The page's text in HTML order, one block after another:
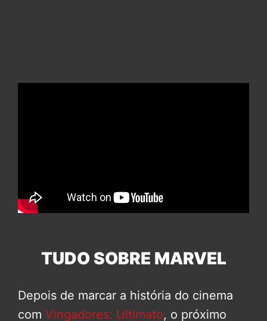
TUDO SOBRE MARVEL
Depois de marcar a história do cinema
com Vingadores: Ultimato, o próximo